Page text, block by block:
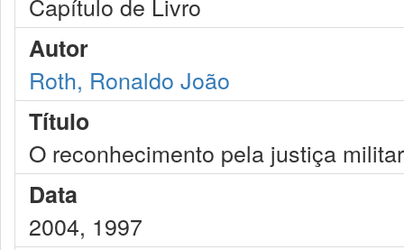
Autor
Roth, Ronaldo João
Título
O reconhecimento pela justiça
Data
2004, 1997